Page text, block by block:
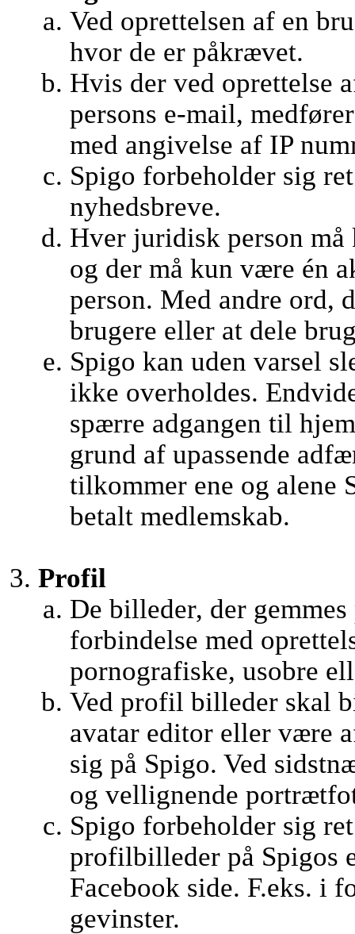
Ved oprettelsen af en
hvor de er påkrævet.
Hvis der ved oprettelse
persons e-mail,
med angivelse af IP
Spigo forbeholder sig
nyhedsbreve.
Hver juridisk person må
og der må kun være én
person. Med andre ord,
brugere eller at dele
Spigo kan uden varsel
ikke overholdes.
spærre adgangen til
grund af upassende
tilkommer ene og alene
betalt medlemskab.
Profil
De billeder, der
forbindelse med
pornografiske, usobre
Ved profil billeder skal
avatar editor eller være
sig på Spigo. Ved
og vellignende
Spigo forbeholder sig
profilbilleder på Spigos
Facebook side. F.eks. i
gevinster.